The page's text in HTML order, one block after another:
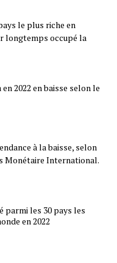
le plus riche en
longtemps occupé la
en 2022 en baisse selon le
à la baisse, selon
Monétaire International.
parmi les 30 pays les
en 2022